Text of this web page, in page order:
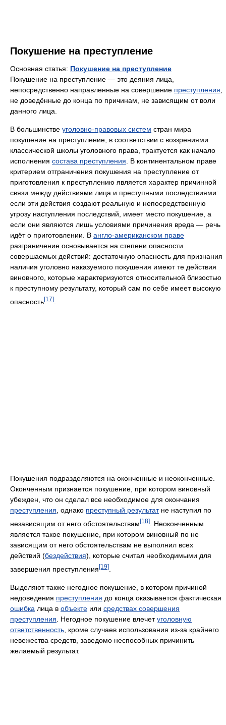
Покушение на преступление
Основная статья: Покушение на преступление
Покушение на преступление — это деяния лица,
непосредственно направленные на совершение преступления
не доведённые до конца по причинам, не зависящим от воли
данного лица.
В большинстве уголовно-правовых систем стран мира
покушение на преступление, в соответствии с воззрениями
классической школы уголовного права, трактуется как начало
исполнения состава преступления . В континентальном праве
критерием отграничения покушения на преступление от
приготовления к преступлению является характер причинной
связи между действиями лица и преступными последствиями:
если эти действия создают реальную и непосредственную
угрозу наступления последствий, имеет место покушение, а
если они являются лишь условиями причинения вреда — речь
идёт о приготовлении. В англо-американском праве
разграничение основывается на степени опасности
совершаемых действий: достаточную опасность для признания
наличия уголовно наказуемого покушения имеют те действия
виновного, которые характеризуются относительной близостью
к преступному результату, который сам по себе имеет высокую
опасность[17]
Покушения подразделяются на оконченные и неоконченные.
Оконченным признается покушение, при котором виновный
убежден, что он сделал все необходимое для окончания
преступления, однако преступный результатне наступил по
независящим от него обстоятельствам [18]
. Неоконченным
является такое покушение, при котором виновный по не
зависящим от него обстоятельствам не выполнил всех
действий (бездействия), которые считал необходимыми для
завершения преступления [19]
Выделяют также негодное покушение, в котором причиной
недоведения преступления до конца оказывается фактическая
ошибка лица в объекте или средствах совершения
преступления . Негодное покушение влечетуголовную
ответственность , кроме случаев использования из-за крайнего
невежества средств, заведомо неспособных причинить
желаемый результат.